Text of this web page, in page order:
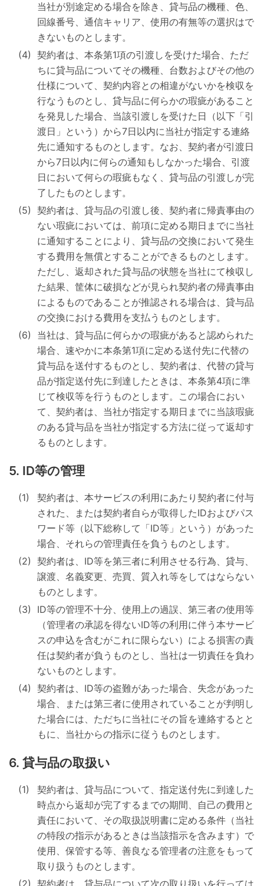
当社が別途定める場合を除き、貸与品の機種、色、
回線番号、通信キャリア、使用の有無等の選択はで
きないものとします。
契約者は、本条第1項の引渡しを受けた場合、ただ
ちに貸与品についてその機種、台数およびその他の
仕様について、契約内容との相違がないかを検収を
行なうものとし、貸与品に何らかの瑕疵があること
を発見した場合、当該引渡しを受けた日（以下「引
渡日」という）から7日以内に当社が指定する連絡
先に通知するものとします。なお、契約者が引渡日
から7日以内に何らの通知もしなかった場合、引渡
日において何らの瑕疵もなく、貸与品の引渡しが完
了したものとします。
契約者は、貸与品の引渡し後、契約者に帰責事由の
ない瑕疵においては、前項に定める期日までに当社
に通知することにより、貸与品の交換において発生
する費用を無償とすることができるものとします。
ただし、返却された貸与品の状態を当社にて検収し
た結果、筐体に破損などが見られ契約者の帰責事由
によるものであることが推認される場合は、貸与品
の交換における費用を支払うものとします。
当社は、貸与品に何らかの瑕疵があると認められた
場合、速やかに本条第1項に定める送付先に代替の
貸与品を送付するものとし、契約者は、代替の貸与
品が指定送付先に到達したときは、本条第4項に準
じて検収等を行うものとします。この場合におい
て、契約者は、当社が指定する期日までに当該瑕疵
のある貸与品を当社が指定する方法に従って返却す
るものとします。
ID等の管理
契約者は、本サービスの利用にあたり契約者に付与
された、または契約者自らが取得したIDおよびパス
ワード等（以下総称して「ID等」という）があった
場合、それらの管理責任を負うものとします。
契約者は、ID等を第三者に利用させる行為、貸与、
譲渡、名義変更、売買、質入れ等をしてはならない
ものとします。
ID等の管理不十分、使用上の過誤、第三者の使用等
（管理者の承認を得ないID等の利用に伴う本サービ
スの申込を含むがこれに限らない）による損害の責
任は契約者が負うものとし、当社は一切責任を負わ
ないものとします。
契約者は、ID等の盗難があった場合、失念があった
場合、または第三者に使用されていることが判明し
た場合には、ただちに当社にその旨を連絡するとと
もに、当社からの指示に従うものとします。
貸与品の取扱い
契約者は、貸与品について、指定送付先に到達した
時点から返却が完了するまでの期間、自己の費用と
責任において、その取扱説明書に定める条件（当社
の特段の指示があるときは当該指示を含みます）で
使用、保管する等、善良なる管理者の注意をもって
取り扱うものとします。
契約者は、貸与品について次の取り扱いを行っては